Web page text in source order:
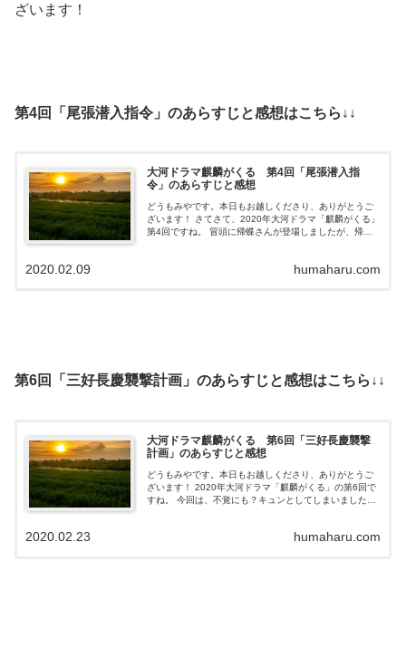
ざいます！
第4回「尾張潜入指令」のあらすじと感想はこちら↓↓
大河ドラマ麒麟がくる 第4回「尾張潜入指
令」のあらすじと感想
どうもみやです。本日もお越しくださり、ありがとうご
ざいます！ さてさて、2020年大河ドラマ「麒麟がくる」
第4回ですね。 冒頭に帰蝶さんが登場しましたが、帰蝶
humaharu.com
2020.02.09
第6回「三好長慶襲撃計画」のあらすじと感想はこちら↓↓
大河ドラマ麒麟がくる 第6回「三好長慶襲撃
計画」のあらすじと感想
どうもみやです。本日もお越しくださり、ありがとうご
ざいます！ 2020年大河ドラマ「麒麟がくる」の第6回で
すね。 今回は、不覚にも？キュンとしてしまいました
humaharu.com
2020.02.23